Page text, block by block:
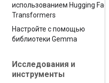
использованием Hugging Face
Transformers
Настройте с помощью
библиотеки Gemma
Исследования и
инструменты